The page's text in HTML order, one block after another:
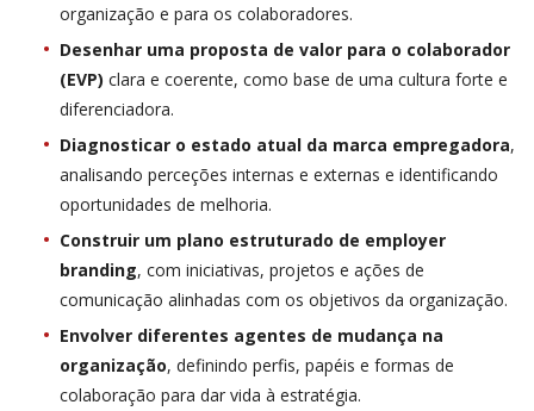
organização e para os colaboradores.
Desenhar uma proposta de valor para o colaborador
(EVP) clara e coerente, como base de uma cultura forte e
diferenciadora.
Diagnosticar o estado atual da marca empregadora,
analisando perceções internas e externas e identificando
oportunidades de melhoria.
Construir um plano estruturado de employer
branding, com iniciativas, projetos e ações de
comunicação alinhadas com os objetivos da organização.
Envolver diferentes agentes de mudança na
organização, definindo perfis, papéis e formas de
colaboração para dar vida à estratégia.